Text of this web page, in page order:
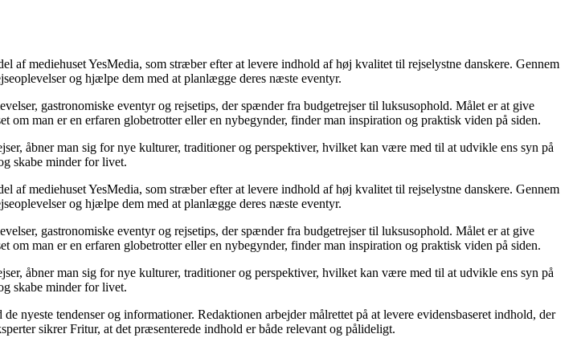
af mediehuset YesMedia, som stræber efter at levere indhold af høj kvalitet til rejselystne danskere. Gennem
og hjælpe dem med at planlægge deres næste eventyr.
gastronomiske eventyr og rejsetips, der spænder fra budgetrejser til luksusophold. Målet er at give
man er en erfaren globetrotter eller en nybegynder, finder man inspiration og praktisk viden på siden.
åbner man sig for nye kulturer, traditioner og perspektiver, hvilket kan være med til at udvikle ens syn på
skabe minder for livet.
af mediehuset YesMedia, som stræber efter at levere indhold af høj kvalitet til rejselystne danskere. Gennem
og hjælpe dem med at planlægge deres næste eventyr.
gastronomiske eventyr og rejsetips, der spænder fra budgetrejser til luksusophold. Målet er at give
man er en erfaren globetrotter eller en nybegynder, finder man inspiration og praktisk viden på siden.
åbner man sig for nye kulturer, traditioner og perspektiver, hvilket kan være med til at udvikle ens syn på
skabe minder for livet.
nyeste tendenser og informationer. Redaktionen arbejder målrettet på at levere evidensbaseret indhold, der
sikrer Fritur, at det præsenterede indhold er både relevant og pålideligt.